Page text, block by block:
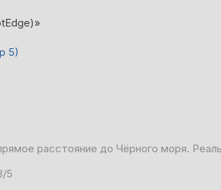
5)
расстояние до Чёрного моря.
5